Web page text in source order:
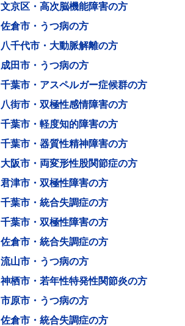
京区・高次脳機能障害の方
倉市・うつ病の方
千代市・大動脈解離の方
田市・うつ病の方
葉市・アスペルガー症候群の方
街市・双極性感情障害の方
葉市・軽度知的障害の方
葉市・器質性精神障害の方
阪市・両変形性股関節症の方
津市・双極性障害の方
葉市・統合失調症の方
葉市・双極性障害の方
倉市・統合失調症の方
山市・うつ病の方
栖市・若年性特発性関節炎の方
原市・うつ病の方
倉市・統合失調症の方